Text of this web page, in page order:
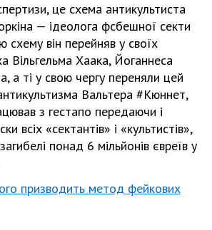
це схема антикультиста
— ідеолога фсбешної секти
він перейняв у своїх
Вільгельма Хаака, Йоганнеса
а ті у свою чергу переняли цей
Вальтера #Кюннет,
з гестапо передаючи і
всіх «сектантів» і «культистів»,
понад 6 мільйонів євреїв у
призводить метод фейкових